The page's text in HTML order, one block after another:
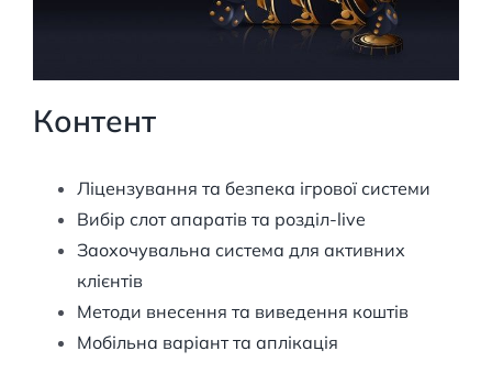
Контент
Ліцензування та безпека ігрової системи
Вибір слот апаратів та розділ-live
Заохочувальна система для активних
клієнтів
Методи внесення та виведення коштів
Мобільна варіант та аплікація